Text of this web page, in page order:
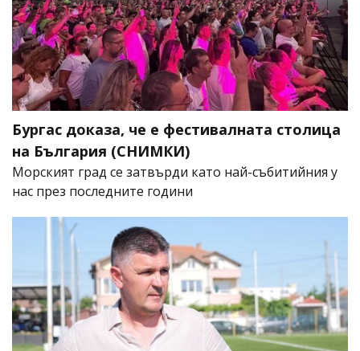
Бургас доказа, че е фестивалната столица
на България (СНИМКИ)
Морският град се затвърди като най-събитийния у
нас през последните години